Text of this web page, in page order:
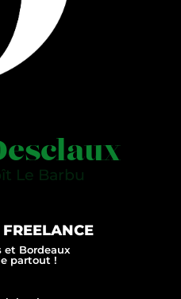
Le Barbu
et Bordeaux
partout !